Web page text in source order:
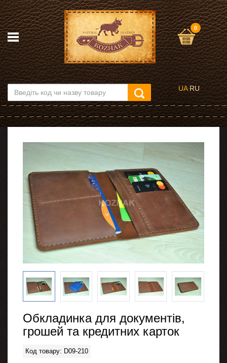
0
UA RU
Обкладинка для документів,
грошей та кредитних карток
Код товару: D09-210